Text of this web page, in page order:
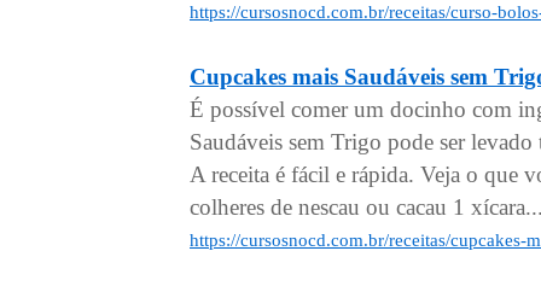
https://cursosnocd.com.br/receitas/curso-
Cupcakes mais Saudáveis sem
É possível comer um docinho com
Saudáveis sem Trigo pode ser
A receita é fácil e rápida. Veja o que
colheres de nescau ou cacau 1
https://cursosnocd.com.br/receitas/cupcakes-